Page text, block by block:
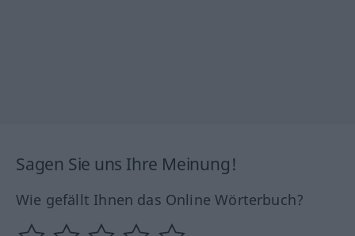
Sagen Sie uns Ihre Meinung!
Wie gefällt Ihnen das Online Wörterbuch?